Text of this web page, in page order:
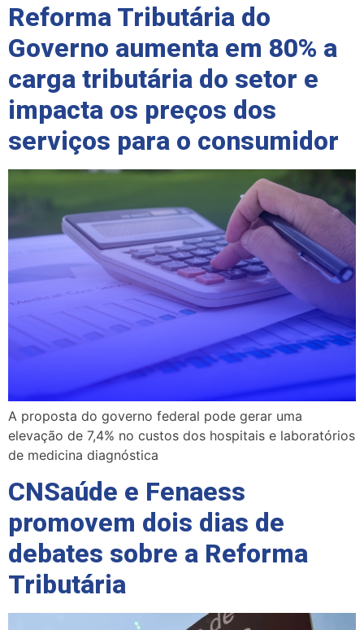
Reforma Tributária do
Governo aumenta em 80% a
carga tributária do setor e
impacta os preços dos
serviços para o consumidor
A proposta do governo federal pode gerar uma
elevação de 7,4% no custos dos hospitais e laboratórios
de medicina diagnóstica
CNSaúde e Fenaess
promovem dois dias de
debates sobre a Reforma
Tributária